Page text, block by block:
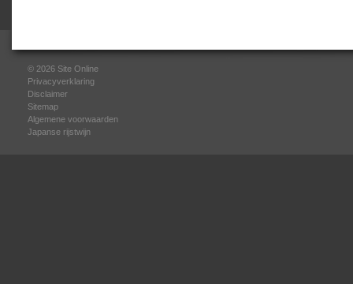
© 2026 Site Online
Privacyverklaring
Disclaimer
Sitemap
Algemene voorwaarden
Japanse rijstwijn